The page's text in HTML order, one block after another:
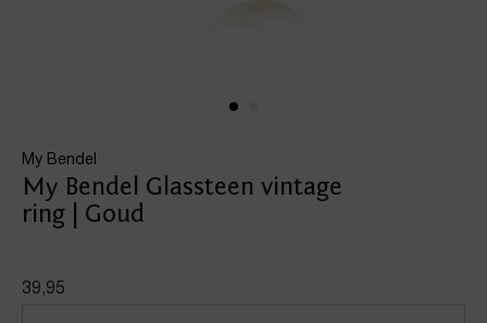
My Bendel
My Bendel Glassteen vintage
ring | Goud
39,95